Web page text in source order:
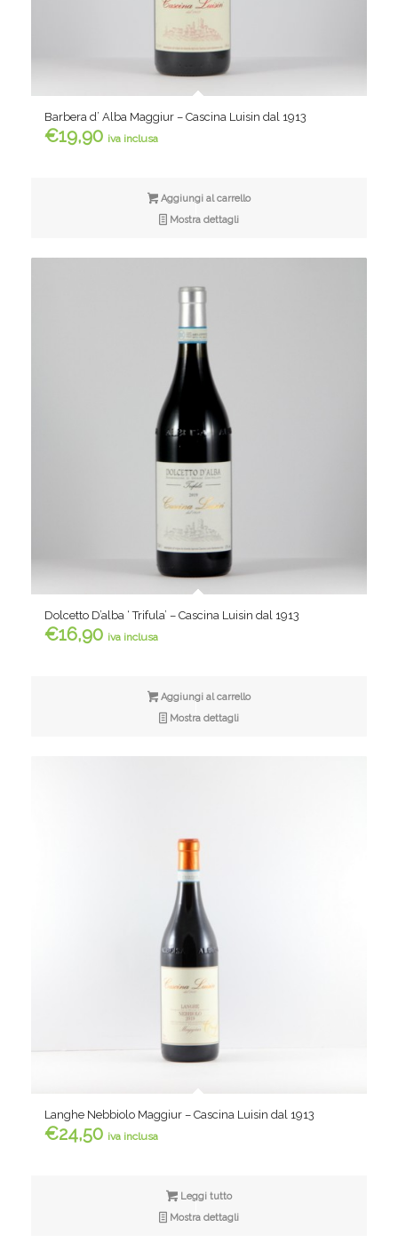
Barbera d’ Alba Maggiur – Cascina Luisin dal 1913
€19,90 iva inclusa
Aggiungi al carrello
Mostra dettagli
Dolcetto D’alba ‘ Trifula’ – Cascina Luisin dal 1913
€16,90 iva inclusa
Aggiungi al carrello
Mostra dettagli
Langhe Nebbiolo Maggiur – Cascina Luisin dal 1913
€24,50 iva inclusa
Leggi tutto
Mostra dettagli